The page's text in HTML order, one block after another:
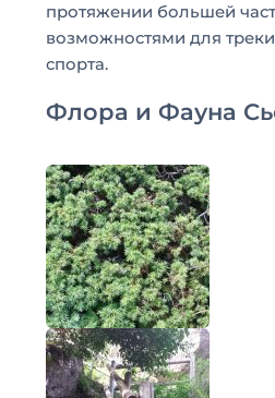
протяжении большей
возможностями для
спорта.
Флора и Фауна